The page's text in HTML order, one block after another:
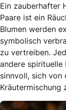
Ein zauberhafter
Paare ist ein
Blumen werden
symbolisch
zu vertreiben.
andere spirituelle
sinnvoll, sich
Kräutermischung